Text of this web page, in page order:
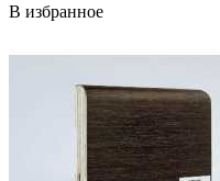
В избранное